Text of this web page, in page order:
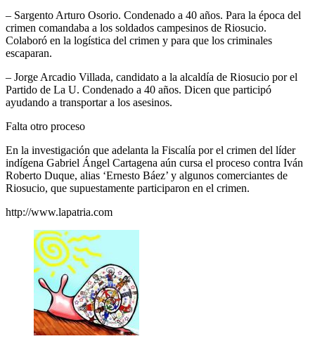
– Sargento Arturo Osorio. Condenado a 40 años. Para la época del
crimen comandaba a los soldados campesinos de Riosucio.
Colaboró en la logística del crimen y para que los criminales
escaparan.
– Jorge Arcadio Villada, candidato a la alcaldía de Riosucio por el
Partido de La U. Condenado a 40 años. Dicen que participó
ayudando a transportar a los asesinos.
Falta otro proceso
En la investigación que adelanta la Fiscalía por el crimen del líder
indígena Gabriel Ángel Cartagena aún cursa el proceso contra Iván
Roberto Duque, alias ‘Ernesto Báez’ y algunos comerciantes de
Riosucio, que supuestamente participaron en el crimen.
http://www.lapatria.com